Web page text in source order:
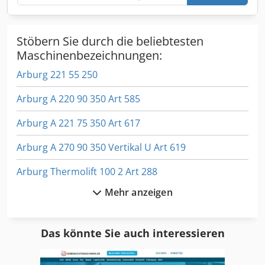
Stöbern Sie durch die beliebtesten
Maschinenbezeichnungen:
Arburg 221 55 250
Arburg A 220 90 350 Art 585
Arburg A 221 75 350 Art 617
Arburg A 270 90 350 Vertikal U Art 619
Arburg Thermolift 100 2 Art 288
Mehr anzeigen
Das könnte Sie auch interessieren